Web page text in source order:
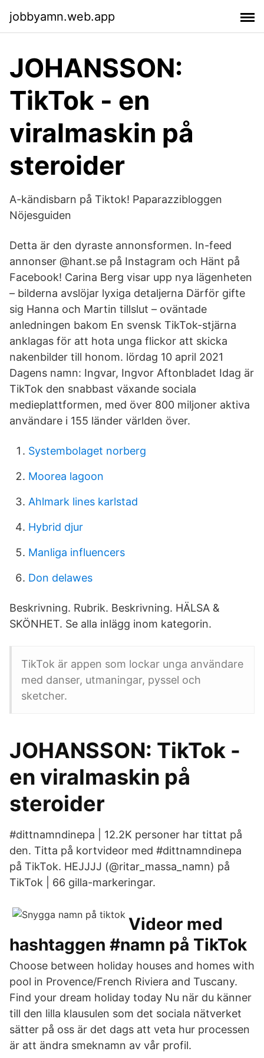
jobbyamn.web.app
JOHANSSON:
TikTok - en
viralmaskin på
steroider
A-kändisbarn på Tiktok! Paparazzibloggen
Nöjesguiden
Detta är den dyraste annonsformen. In-feed
annonser @hant.se på Instagram och Hänt på
Facebook! Carina Berg visar upp nya lägenheten
– bilderna avslöjar lyxiga detaljerna Därför gifte
sig Hanna och Martin tillslut – oväntade
anledningen bakom En svensk TikTok-stjärna
anklagas för att hota unga flickor att skicka
nakenbilder till honom. lördag 10 april 2021
Dagens namn: Ingvar, Ingvor Aftonbladet Idag är
TikTok den snabbast växande sociala
medieplattformen, med över 800 miljoner aktiva
användare i 155 länder världen över.
Systembolaget norberg
Moorea lagoon
Ahlmark lines karlstad
Hybrid djur
Manliga influencers
Don delawes
Beskrivning. Rubrik. Beskrivning. HÄLSA &
SKÖNHET. Se alla inlägg inom kategorin.
TikTok är appen som lockar unga användare
med danser, utmaningar, pyssel och
sketcher.
JOHANSSON: TikTok -
en viralmaskin på
steroider
#dittnamndinepa | 12.2K personer har tittat på
den. Titta på kortvideor med #dittnamndinepa
på TikTok. HEJJJJ (@ritar_massa_namn) på
TikTok | 66 gilla-markeringar.
Videor med
hashtaggen #namn på TikTok
Choose between holiday houses and homes with
pool in Provence/French Riviera and Tuscany.
Find your dream holiday today Nu när du känner
till den lilla klausulen som det sociala nätverket
sätter på oss är det dags att veta hur processen
är att ändra smeknamn av vår profil.